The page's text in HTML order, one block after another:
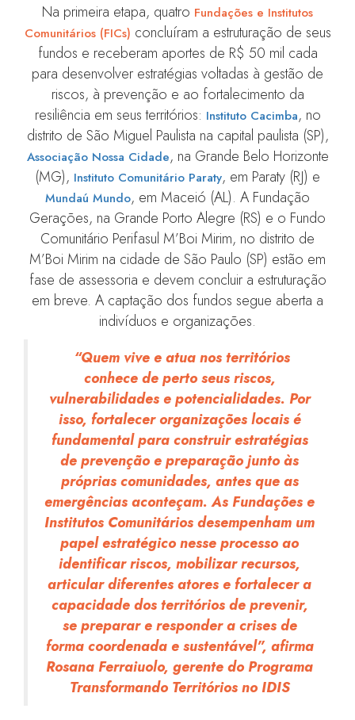
Na primeira etapa, quatro Fundações e Institutos
Comunitários (FICs) concluíram a estruturação de seus
fundos e receberam aportes de R$ 50 mil cada
para desenvolver estratégias voltadas à gestão de
riscos, à prevenção e ao fortalecimento da
resiliência em seus territórios: Instituto Cacimba, no
distrito de São Miguel Paulista na capital paulista (SP),
Associação Nossa Cidade, na Grande Belo Horizonte
(MG), Instituto Comunitário Paraty, em Paraty (RJ) e
Mundaú Mundo, em Maceió (AL). A Fundação
Gerações, na Grande Porto Alegre (RS) e o Fundo
Comunitário Perifasul M’Boi Mirim, no distrito de
M’Boi Mirim na cidade de São Paulo (SP) estão em
fase de assessoria e devem concluir a estruturação
em breve. A captação dos fundos segue aberta a
indivíduos e organizações.
“Quem vive e atua nos territórios
conhece de perto seus riscos,
vulnerabilidades e potencialidades. Por
isso, fortalecer organizações locais é
fundamental para construir estratégias
de prevenção e preparação junto às
próprias comunidades, antes que as
emergências aconteçam. As Fundações e
Institutos Comunitários desempenham um
papel estratégico nesse processo ao
identificar riscos, mobilizar recursos,
articular diferentes atores e fortalecer a
capacidade dos territórios de prevenir,
se preparar e responder a crises de
forma coordenada e sustentável”, afirma
Rosana Ferraiuolo, gerente do Programa
Transformando Territórios no IDIS